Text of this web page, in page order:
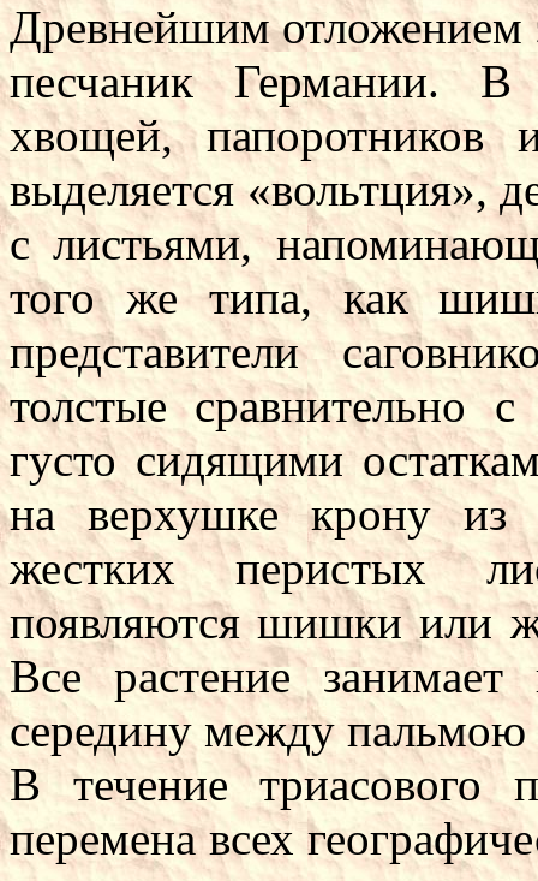
Древнейшим отложением
песчаник Германии.
хвощей, папоротников
выделяется «вольтция»,
с листьями,
того же типа, как
представители
толстые сравнительно
густо сидящими
на верхушке крону из
жестких перистых
появляются шишки или
Все растение
середину между пальмою
В течение триасового
перемена всех